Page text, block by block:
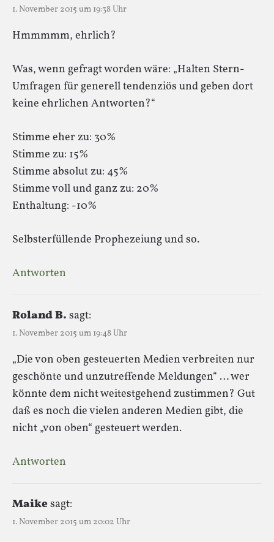
1. November 2015 um 19:38 Uhr
Hmmmmm, ehrlich?
Was, wenn gefragt worden wäre: „Halten Stern-
Umfragen für generell tendenziös und geben dort
keine ehrlichen Antworten?“
Stimme eher zu: 30%
Stimme zu: 15%
Stimme absolut zu: 45%
Stimme voll und ganz zu: 20%
Enthaltung: -10%
Selbsterfüllende Prophezeiung und so.
Antworten
Roland B. sagt:
1. November 2015 um 19:48 Uhr
„Die von oben gesteuerten Medien verbreiten nur
geschönte und unzutreffende Meldungen“ … wer
könnte dem nicht weitestgehend zustimmen? Gut
daß es noch die vielen anderen Medien gibt, die
nicht „von oben“ gesteuert werden.
Antworten
Maikesagt:
1. November 2015 um 20:02 Uhr